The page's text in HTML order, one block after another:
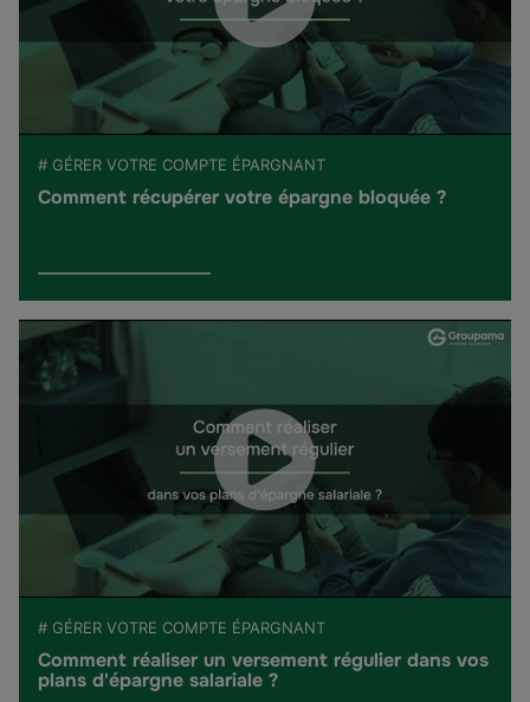
# GÉRER VOTRE COMPTE ÉPARGNANT
Comment récupérer votre épargne bloquée ?
# GÉRER VOTRE COMPTE ÉPARGNANT
Comment réaliser un versement régulier dans vos
plans d'épargne salariale ?